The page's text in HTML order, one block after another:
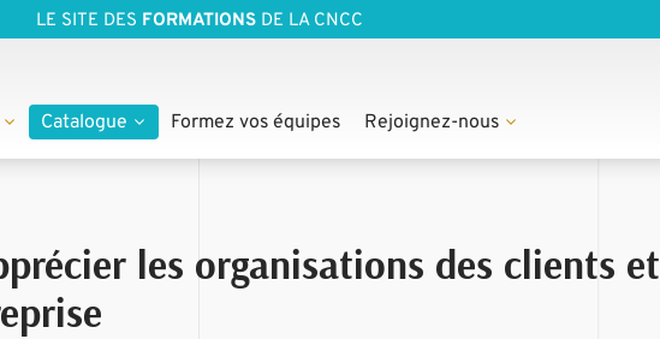
LE SITE DES FORMATIONS DE LA CNCC
Catalogue Formez vos équipes Rejoignez-nous
les organisations des clients et